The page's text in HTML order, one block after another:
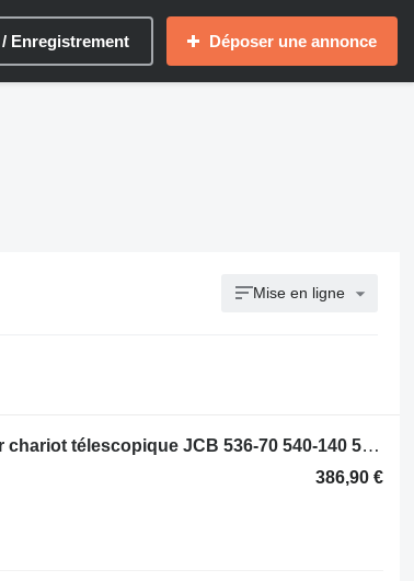
Enregistrement Déposer une annonce
Mise en ligne
Refroidisseur d'huile Maximus NCP1947C pour chariot télescopique JCB 536-70 540-140 531-70 533-105 535-95 536-60 536-70 540-170 541-70 550-140
386,90 €